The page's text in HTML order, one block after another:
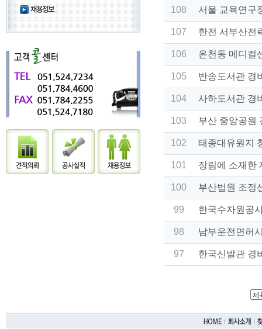
108 서울 교육연구
107 한전 서부산전
106 온천동 메디컬
105 반송도서관 경
104 사하도서관 경
103 부산 중앙공원
102 태종대유원지
101 장림에 소재한
100 부산법원 조정
99 한국수자원공
98 남부운전면허
97 한국신발관 경